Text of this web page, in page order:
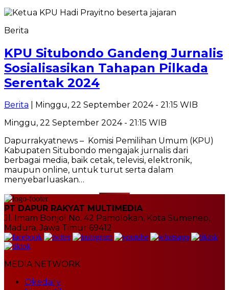
Berita
KPU Situbondo Gandeng Jurnalis
Sosialisasikan Tahapan Pilkada
Serentak 2024
Berita | Minggu, 22 September 2024 - 21:15 WIB
Minggu, 22 September 2024 - 21:15 WIB
Dapurrakyatnews – Komisi Pemilihan Umum (KPU)
Kabupaten Situbondo mengajak jurnalis dari
berbagai media, baik cetak, televisi, elektronik,
maupun online, untuk turut serta dalam
menyebarluaskan…
PT DAPUR RAKYAT MULTIMEDIA
Jl. Imam Bonjol No. 42 Pamolokan, Kota Sumenep,
Madura, Jawa Timur 69412
MEDIA NETWORK
Okedaily